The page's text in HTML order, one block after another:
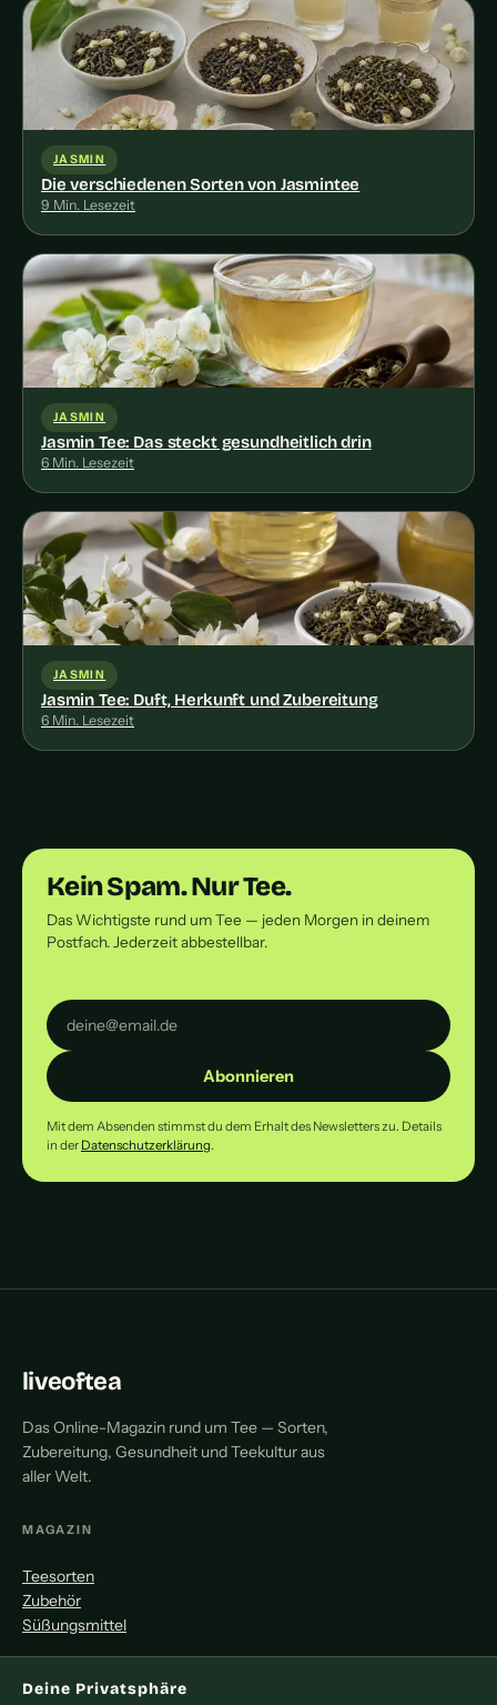
JASMIN
Die verschiedenen Sorten von Jasmintee
9 Min. Lesezeit
JASMIN
Jasmin Tee: Das steckt gesundheitlich drin
6 Min. Lesezeit
JASMIN
Jasmin Tee: Duft, Herkunft und Zubereitung
6 Min. Lesezeit
Kein Spam. Nur Tee.
Das Wichtigste rund um Tee — jeden Morgen in deinem
Postfach. Jederzeit abbestellbar.
Abonnieren
Mit dem Absenden stimmst du dem Erhalt des Newsletters zu. Details
in der Datenschutzerklärung.
liveoftea
Das Online-Magazin rund um Tee — Sorten,
Zubereitung, Gesundheit und Teekultur aus
aller Welt.
MAGAZIN
Teesorten
Zubehör
Süßungsmittel
MITMACHEN
Deine Privatsphäre